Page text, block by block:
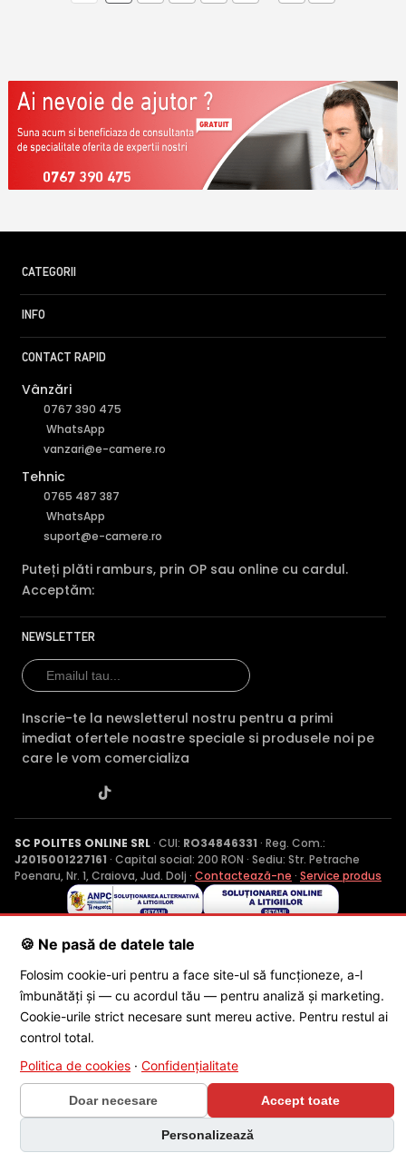
0767 390 475
CATEGORII
INFO
CONTACT RAPID
Vânzări
0767 390 475
WhatsApp
vanzari@e-camere.ro
Tehnic
0765 487 387
WhatsApp
suport@e-camere.ro
Puteți plăti ramburs, prin OP sau online cu cardul.
Acceptăm:
NEWSLETTER
Inscrie-te la newsletterul nostru pentru a primi
imediat ofertele noastre speciale si produsele noi pe
care le vom comercializa
SC POLITES ONLINE SRL· CUI: RO34846331 · Reg. Com.:
J2015001227161 · Capital social: 200 RON · Sediu: Str. Petrache
Poenaru, Nr. 1, Craiova, Jud. Dolj · Contactează-ne · Service produs
© 2026 SC POLITES ONLINE SRL
🍪 Ne pasă de datele tale
Folosim cookie-uri pentru a face site-ul să funcționeze, a-l
îmbunătăți și — cu acordul tău — pentru analiză și marketing.
Cookie-urile strict necesare sunt mereu active. Pentru restul ai
control total.
Politica de cookies · Confidențialitate
Doar necesare
Personalizează
Accept toate
×
🎁 CONCURS SĂPTĂMÂNAL
Câștigă o cameră Dahua Wi-Fi 6 în
fiecare săptămână